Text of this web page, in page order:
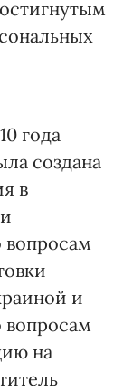
года
создана
в
вопросам
и
вопросам
на